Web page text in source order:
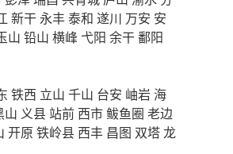
新干 永丰泰和 遂川 万安 安
山 铅山 横峰 弋阳 余干鄱阳
铁西 立山 千山 台安 岫岩 海
山 义县 站前 西市 鲅鱼圈 老边
开原 铁岭县 西丰 昌图 双塔龙